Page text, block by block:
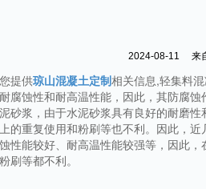
2024-08-11 来
提供琼山混凝土定制相关信息,轻集料
腐蚀性和耐高温性能，因此，其防腐
砂浆，由于水泥砂浆具有良好的耐磨
的重复使用和粉刷等也不利。因此，
性能较好、耐高温性能较强等，因此
刷等都不利。